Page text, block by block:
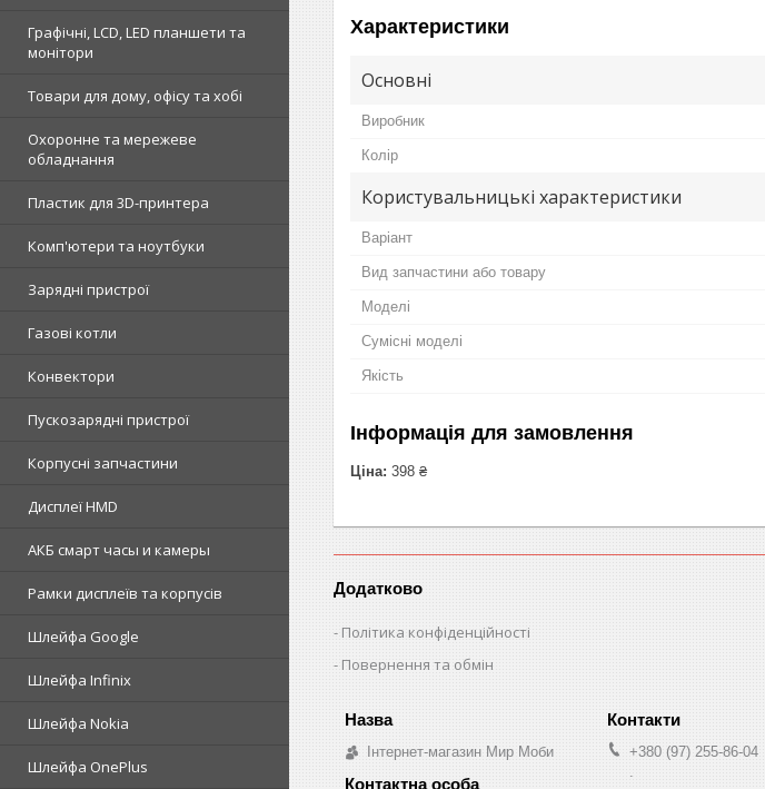
Графічні, LCD, LED планшети та
монітори
Товари для дому, офісу та хобі
Охоронне та мережеве
обладнання
Пластик для 3D-принтера
Комп'ютери та ноутбуки
Зарядні пристрої
Газові котли
Конвектори
Пускозарядні пристрої
Корпусні запчастини
Дисплеї HMD
АКБ смарт часы и камеры
Рамки дисплеїв та корпусів
Шлейфа Google
Шлейфа Infinix
Шлейфа Nokia
Шлейфа OnePlus
Характеристики
Основні
Виробник
Колір
Користувальницькі характеристики
Варіант
Вид запчастини або товару
Моделі
Сумісні моделі
Якість
Інформація для замовлення
Ціна: 398 ₴
Додатково
Політика конфіденційності
Повернення та обмін
Інтернет-магазин Мир Моби
+380 (97) 255-86-04